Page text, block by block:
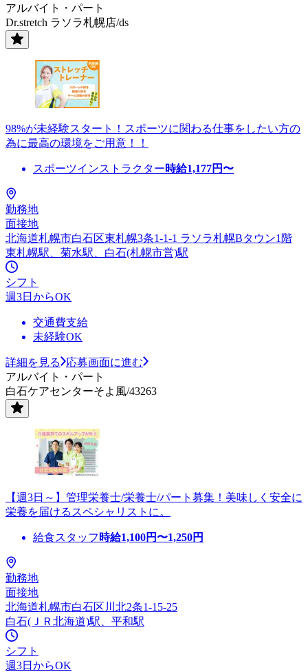
アルバイト・パート
Dr.stretch ラソラ札幌店/ds
98%が未経験スタート！スポーツに関わる仕事をしたい方の
為に最高の環境をご用意！！
スポーツインストラクター時給1,177円〜
勤務地
面接地
北海道札幌市⽩⽯区東札幌3条1-1-1 ラソラ札幌Bタウン1階
東札幌駅、菊水駅、白石(札幌市営)駅
シフト
週3日からOK
交通費支給
未経験OK
詳細を見る
応募画面に進む
アルバイト・パート
白石ケアセンターそよ風/43263
【週3日～】管理栄養士/栄養士/パート募集！美味しく安全に
栄養を届けるスペシャリストに。
給食スタッフ 時給1,100円〜1,250円
勤務地
面接地
北海道札幌市白石区川北2条1-15-25
白石(ＪＲ北海道)駅、平和駅
シフト
週3日からOK